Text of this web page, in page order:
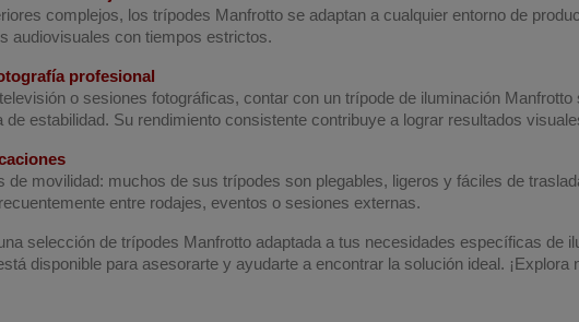
complejos, los trípodes Manfrotto se adaptan a cualquier entorno de
audiovisuales con tiempos estrictos.
profesional
o sesiones fotográficas, contar con un trípode de iluminación
estabilidad. Su rendimiento consistente contribuye a lograr resultados
de movilidad: muchos de sus trípodes son plegables, ligeros y fáciles de
entre rodajes, eventos o sesiones externas.
selección de trípodes Manfrotto adaptada a tus necesidades específicas de
disponible para asesorarte y ayudarte a encontrar la solución ideal.